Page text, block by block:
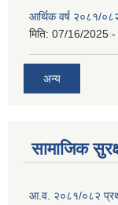
आर्थिक वर्ष २०८१/
मिति: 07/16/2025 -
अन्य
सामाजिक
आ.व. २०८१/०८२ प्रथम